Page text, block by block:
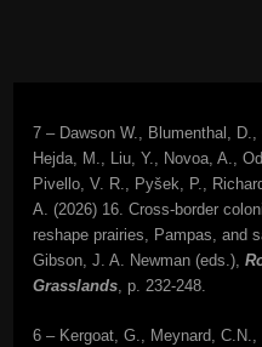
7 – Dawson W., Blumenthal,
Hejda, M., Liu, Y., Novoa, A.,
Pivello, V. R., Pyšek, P.,
A. (2026) 16. Cross-border
reshape prairies, Pampas, and
Gibson, J. A. Newman (eds.),
Grasslands, p. 232-248.
6 – Kergoat, G., Meynard, C.N.,